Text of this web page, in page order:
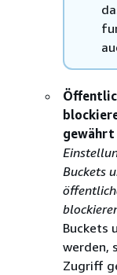
gewährt
Buckets
Buckets
werden,
Zugriff